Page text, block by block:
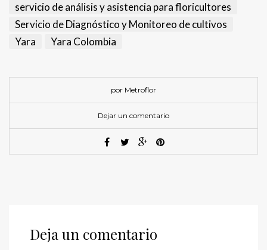
servicio de análisis y asistencia para floricultores
Servicio de Diagnóstico y Monitoreo de cultivos
Yara
Yara Colombia
por Metroflor
Dejar un comentario
Deja un comentario